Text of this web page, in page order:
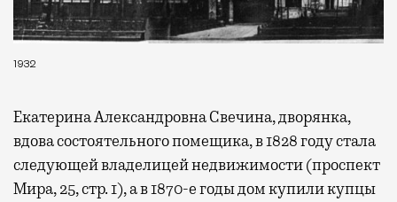
1932
Екатерина Александровна Свечина, дворянка,
вдова состоятельного помещика, в 1828 году стала
следующей владелицей недвижимости (проспект
Мира, 25, стр. 1), а в 1870-е годы дом купили купцы